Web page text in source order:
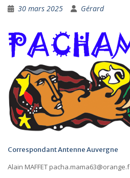
30 mars 2025 Gérard
Correspondant Antenne Auvergne
Alain MAFFET pacha.mama63@orange.f